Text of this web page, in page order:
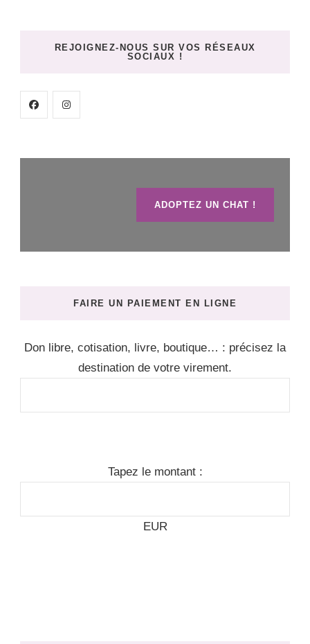
REJOIGNEZ-NOUS SUR VOS RÉSEAUX
SOCIAUX !
ADOPTEZ UN CHAT !
FAIRE UN PAIEMENT EN LIGNE
Don libre, cotisation, livre, boutique… : précisez la
destination de votre virement.
Tapez le montant :
EUR